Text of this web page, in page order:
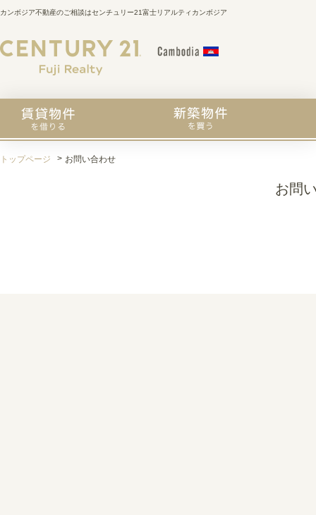
カンボジア不動産のご相談はセンチュリー21富士リアルティカンボジア
トップページ お問い合わせ
お問